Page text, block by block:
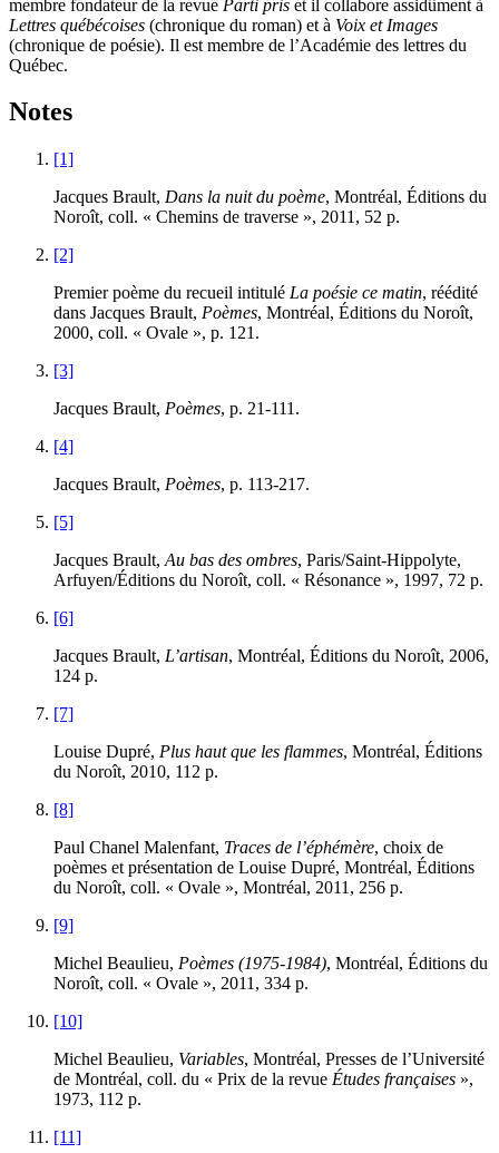
membre fondateur de la revue Parti pris et il collabore assidûment à
Lettres québécoises (chronique du roman) et à Voix et Images
(chronique de poésie). Il est membre de l’Académie des lettres du
Québec.
Notes
[1]
Jacques Brault, Dans la nuit du poème, Montréal, Éditions du
Noroît, coll. « Chemins de traverse », 2011, 52 p.
[2]
Premier poème du recueil intitulé La poésie ce matin, réédité
dans Jacques Brault, Poèmes, Montréal, Éditions du Noroît,
2000, coll. « Ovale », p. 121.
[3]
Jacques Brault, Poèmes, p. 21-111.
[4]
Jacques Brault, Poèmes, p. 113-217.
[5]
Jacques Brault, Au bas des ombres, Paris/Saint-Hippolyte,
Arfuyen/Éditions du Noroît, coll. « Résonance », 1997, 72 p.
[6]
Jacques Brault, L’artisan, Montréal, Éditions du Noroît, 2006,
124 p.
[7]
Louise Dupré, Plus haut que les flammes, Montréal, Éditions
du Noroît, 2010, 112 p.
[8]
Paul Chanel Malenfant, Traces de l’éphémère, choix de
poèmes et présentation de Louise Dupré, Montréal, Éditions
du Noroît, coll. « Ovale », Montréal, 2011, 256 p.
[9]
Michel Beaulieu, Poèmes (1975-1984), Montréal, Éditions du
Noroît, coll. « Ovale », 2011, 334 p.
[10]
Michel Beaulieu, Variables, Montréal, Presses de l’Université
de Montréal, coll. du « Prix de la revue Études françaises »,
1973, 112 p.
[11]